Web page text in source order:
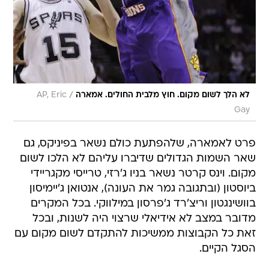
לא הלך לשום מקום. חוץ מלבית החולים. אמארה /
AP, Eric
Gay
פרט לאמארה, שלהפתעת כולם נשאר בפיניקס, גם
שאר השמות הגדולים שדיברו עליהם לא הלכו לשום
מקום. וינס קרטר נשאר בניו ג'רזי, טרייסי מקגריידי
ביוסטון (ובתגובה גמר את העונה), אנטואן ג'יימיסון
בוושינגטון וריצ'רד ג'פרסון במילווקי. בכל המקרים
מדובר במצב לא אידיאלי שרצוי היה לשנות, ובכל
זאת כל הקבוצות ממשיכות להתקדם לשום מקום עם
הסגל הקיים.